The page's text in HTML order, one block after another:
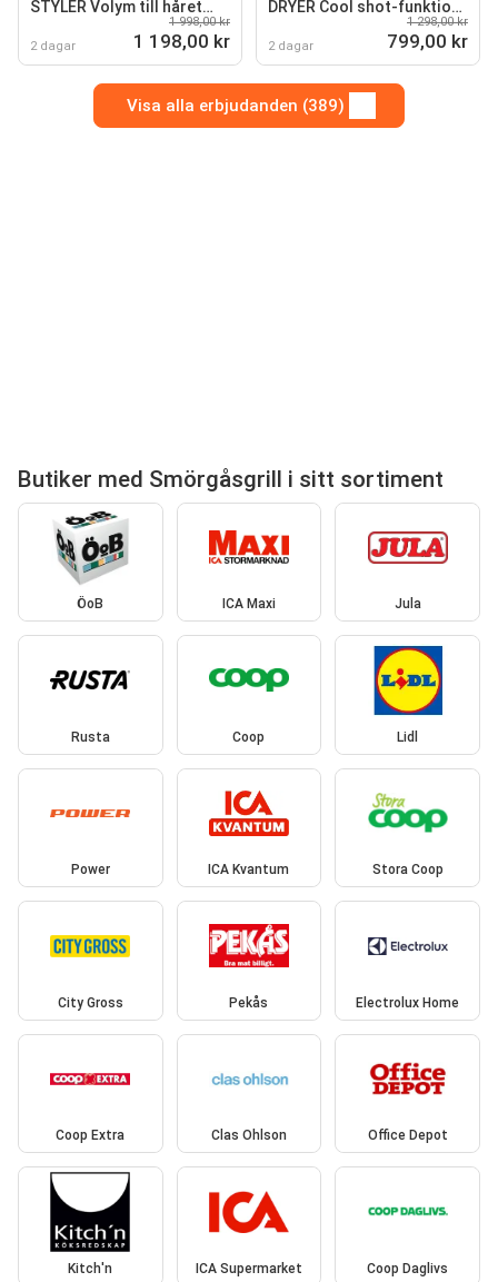
STYLER Volym till håret
utan statisk elektricitet
2 dagar
1 998,00 kr
1 198,00 kr
DRYER Cool shot-funktion
fulländar hårstylingen
2 dagar
1 298,00 kr
799,00 kr
Visa alla erbjudanden (389)
Butiker med Smörgåsgrill i sitt sortiment
ÖoB ICA Maxi Jula
Rusta Coop Lidl
Power ICA Kvantum Stora Coop
City Gross Pekås Electrolux Home
Coop Extra Clas Ohlson Office Depot
Kitch'n ICA Supermarket Coop Daglivs